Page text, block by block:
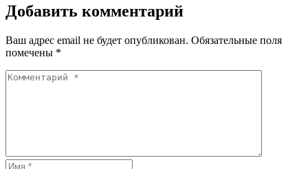
Добавить комментарий
Ваш адрес email не будет опубликован. Обязательные поля
помечены *